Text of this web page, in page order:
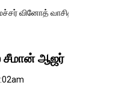
வருகிறார். �.
சீமான் ஆஜர்